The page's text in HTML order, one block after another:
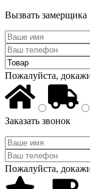
Вызвать замерщика
Пожалуйста,
Заказать звонок
Пожалуйста,